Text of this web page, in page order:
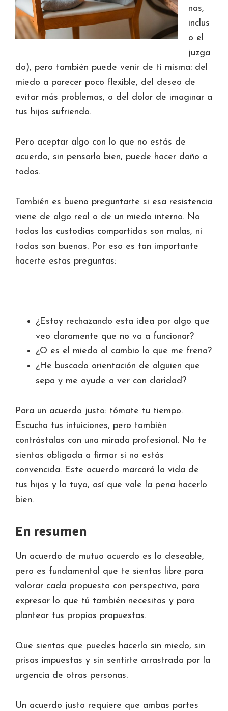
nas,
inclus
o el
juzga
do), pero también puede venir de ti misma: del
miedo a parecer poco flexible, del deseo de
evitar más problemas, o del dolor de imaginar a
tus hijos sufriendo.
Pero aceptar algo con lo que no estás de
acuerdo, sin pensarlo bien, puede hacer daño a
todos.
También es bueno preguntarte si esa resistencia
viene de algo real o de un miedo interno. No
todas las custodias compartidas son malas, ni
todas son buenas. Por eso es tan importante
hacerte estas preguntas:
¿Estoy rechazando esta idea por algo que
veo claramente que no va a funcionar?
¿O es el miedo al cambio lo que me frena?
¿He buscado orientación de alguien que
sepa y me ayude a ver con claridad?
Para un acuerdo justo: tómate tu tiempo.
Escucha tus intuiciones, pero también
contrástalas con una mirada profesional. No te
sientas obligada a firmar si no estás
convencida. Este acuerdo marcará la vida de
tus hijos y la tuya, así que vale la pena hacerlo
bien.
En resumen
Un acuerdo de mutuo acuerdo es lo deseable,
pero es fundamental que te sientas libre para
valorar cada propuesta con perspectiva, para
expresar lo que tú también necesitas y para
plantear tus propias propuestas.
Que sientas que puedes hacerlo sin miedo, sin
prisas impuestas y sin sentirte arrastrada por la
urgencia de otras personas.
Un acuerdo justo requiere que ambas partes